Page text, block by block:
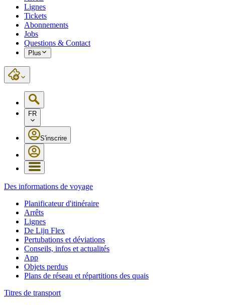
Lignes
Tickets
Abonnements
Jobs
Questions & Contact
Plus
FR
S'inscrire
Des informations de voyage
Planificateur d'itinéraire
Arrêts
Lignes
De Lijn Flex
Pertubations et déviations
Conseils, infos et actualités
App
Objets perdus
Plans de réseau et répartitions des quais
Titres de transport